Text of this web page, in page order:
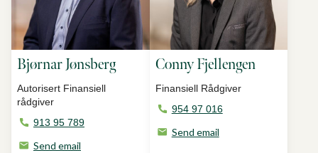
Bjørnar Jønsberg
Autorisert Finansiell
rådgiver
913 95 789
Send email
Conny Fjellengen
Finansiell Rådgiver
954 97 016
Send email